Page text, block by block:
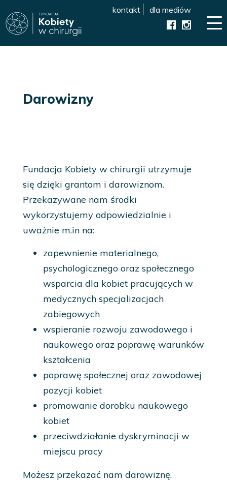
kontakt dla mediów
Darowizny
Fundacja Kobiety w chirurgii utrzymuje
się dzięki grantom i darowiznom.
Przekazywane nam środki
wykorzystujemy odpowiedzialnie i
uważnie m.in na:
zapewnienie materialnego,
psychologicznego oraz społecznego
wsparcia dla kobiet pracujących w
medycznych specjalizacjach
zabiegowych
wspieranie rozwoju zawodowego i
naukowego oraz poprawę warunków
kształcenia
poprawę społecznej oraz zawodowej
pozycji kobiet
promowanie dorobku naukowego
kobiet
przeciwdziałanie dyskryminacji w
miejscu pracy
Możesz przekazać nam darowiznę,